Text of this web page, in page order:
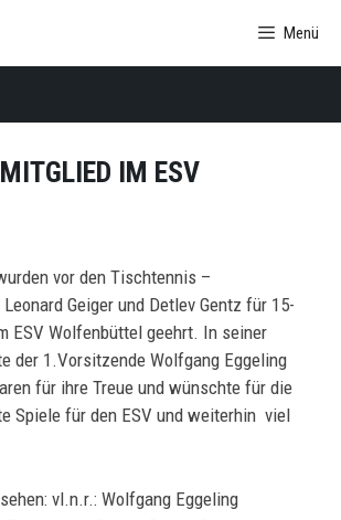
Menü
IM ESV
vor den Tischtennis –
Geiger und Detlev Gentz für 15-
ESV Wolfenbüttel geehrt. In seiner
der 1.Vorsitzende Wolfgang Eggeling
für ihre Treue und wünschte für die
Spiele für den ESV und weiterhin viel
vl.n.r.: Wolfgang Eggeling